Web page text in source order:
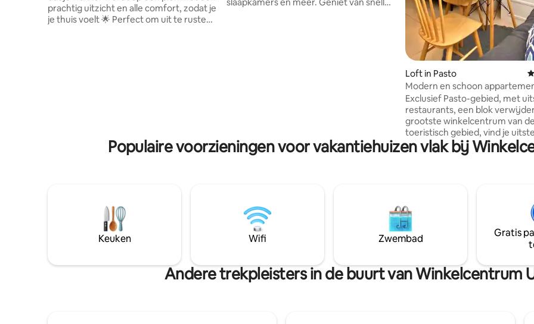
prachtig uitzicht en alle comfort, zodat je
je thuis voelt 🌟 Perfect om uit te rusten,
Loft in Pasto
Modern en schoon
en cerca a UNICENTRO
Exclusief Pasto-gebied, met
restaurants, een blok
grootste winkelcentrum van
toeristisch gebied, vind je
koffietentjes, en zeer dicht bij
appartement is voorzien van
heeft WIFI, warm water en een
sfeer. Indien nodig hebben we
parkeerplaats beschikbaar (alleen kleine
of middelgrote voertuigen)
Populaire voorzieningen voor vakantiehuizen vlak bij
Keuken Wifi Zwembad
Gratis
Andere trekpleisters in de buurt van Winkelcentrum